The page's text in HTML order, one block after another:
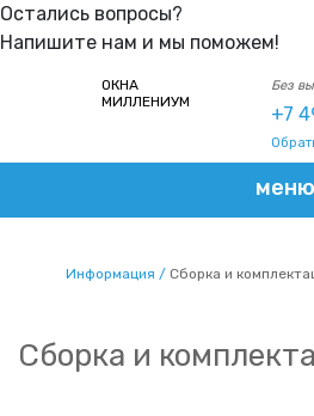
Остались вопросы?
Напишите нам и мы поможем!
ОКНА
МИЛЛЕНИУМ
Без
+7
меню
Информация Сборка и
Сборка и